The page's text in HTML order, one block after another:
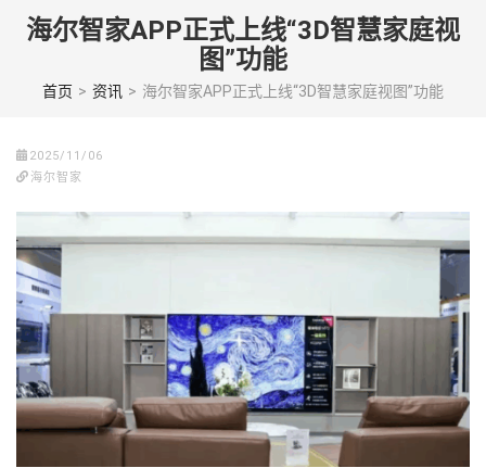
Skip
(Press
海尔智家APP正式上线“3D智慧家庭视
图”功能
首页 > 资讯 > 海尔智家APP正式上线“3D智慧家庭视图”功能
2025/11/06
海尔智家